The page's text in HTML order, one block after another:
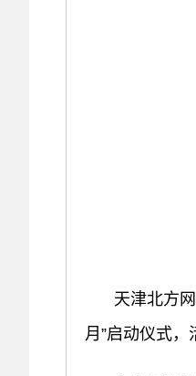
天津北方
月”启动仪式，